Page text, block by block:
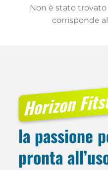
Non è stato
corrisponde
Horizon
la passione
pronta